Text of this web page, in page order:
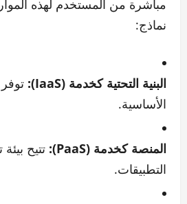
مباشرة من المستخدم لهذه
نماذج:
البنية التحتية كخدمة (IaaS):
الأساسية.
المنصة كخدمة (PaaS):
تتيح
التطبيقات.